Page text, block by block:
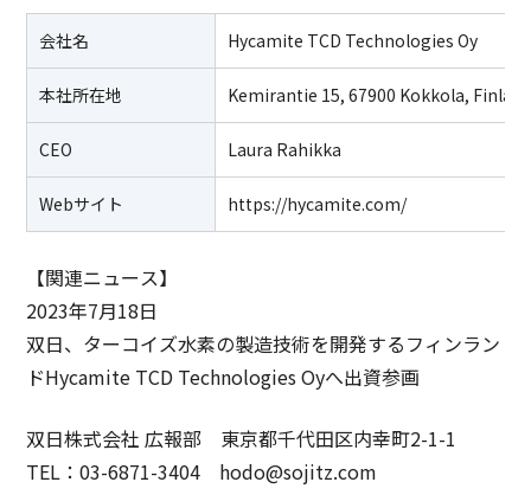
会社名 Hycamite TCD Technologies Oy
本社所在地 Kemirantie 15, 67900 Kokkola,
CEO Laura Rahikka
Webサイト https://hycamite.com/
【関連ニュース】
2023年7月18日
双日、ターコイズ水素の製造技術を開発するフィンラン
ドHycamite TCD Technologies Oyへ出資参画
双日株式会社 広報部 東京都千代田区内幸町2-1-1
TEL：03-6871-3404 hodo@sojitz.com